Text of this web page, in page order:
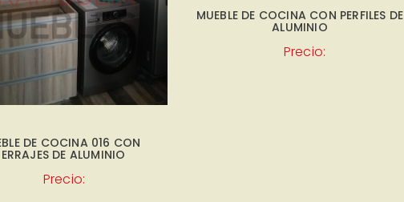
DE COCINA 016 CON
DE ALUMINIO
Precio:
MUEBLE DE COCINA CON PERFILES DE
ALUMINIO
Precio: